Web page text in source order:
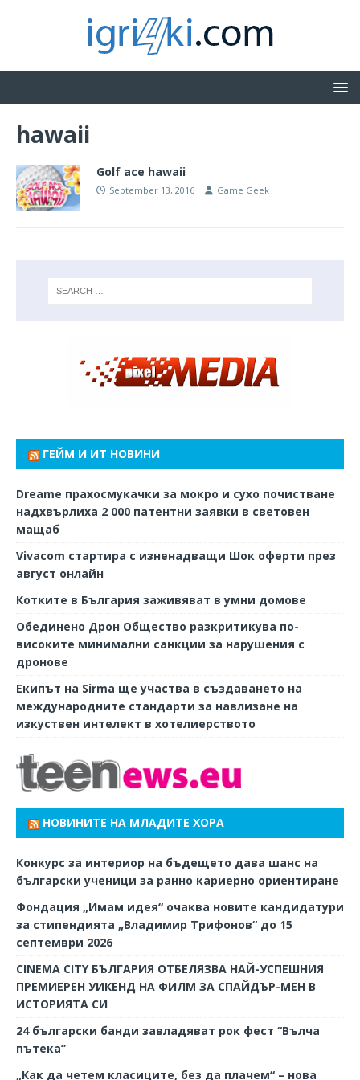
hawaii
Golf ace hawaii
September 13, 2016 Game Geek
ГЕЙМ И ИТ НОВИНИ
Dreame прахосмукачки за мокро и сухо почистване
надхвърлиха 2 000 патентни заявки в световен
мащаб
Vivacom стартира с изненадващи Шок оферти през
август онлайн
Котките в България заживяват в умни домове
Обединено Дрон Общество разкритикува по-
високите минимални санкции за нарушения с
дронове
Екипът на Sirma ще участва в създаването на
международните стандарти за навлизане на
изкуствен интелект в хотелиерството
НОВИНИТЕ НА МЛАДИТЕ ХОРА
Конкурс за интериор на бъдещето дава шанс на
български ученици за ранно кариерно ориентиране
Фондация „Имам идея“ очаква новите кандидатури
за стипендията „Владимир Трифонов“ до 15
септември 2026
CINEMA CITY БЪЛГАРИЯ ОТБЕЛЯЗВА НАЙ-УСПЕШНИЯ
ПРЕМИЕРЕН УИКЕНД НА ФИЛМ ЗА СПАЙДЪР-МЕН В
ИСТОРИЯТА СИ
24 български банди завладяват рок фест “Вълча
пътека”
„Как да четем класиците, без да плачем“ – нова